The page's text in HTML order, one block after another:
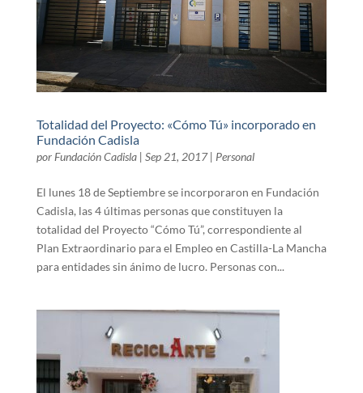
Totalidad del Proyecto: «Cómo Tú» incorporado en
Fundación Cadisla
por Fundación Cadisla| Sep 21, 2017| Personal
El lunes 18 de Septiembre se incorporaron en Fundación
Cadisla, las 4 últimas personas que constituyen la
totalidad del Proyecto “Cómo Tú”, correspondiente al
Plan Extraordinario para el Empleo en Castilla-La Mancha
para entidades sin ánimo de lucro. Personas con...